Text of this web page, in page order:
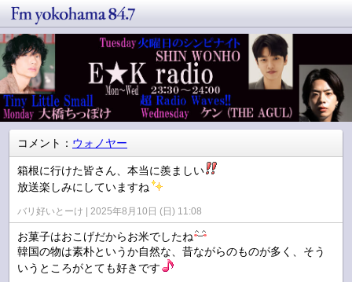
コメント： ウォノヤー
箱根に行けた皆さん、本当に羨ましい
放送楽しみにしていますね
バリ好いとーけ 2025年8月10日 (日) 11:08
お菓子はおこげだからお米でしたね
韓国の物は素朴というか自然な、昔ながらのものが多く、そう
いうところがとても好きです